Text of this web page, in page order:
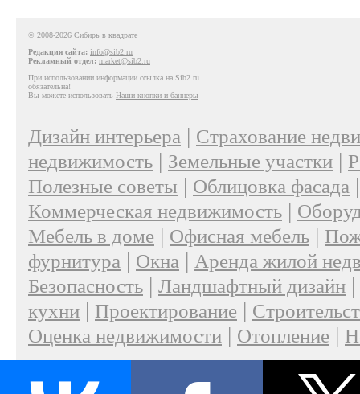
© 2008-2026 Сибирь в квадрате
Редакция сайта: info@sib2.ru
Рекламный отдел: market@sib2.ru
При использовании информации ссылка на Sib2.ru
обязательна!
Вы можете использовать Наши кнопки и баннеры
Дизайн интерьера | Страхование
недвижимость | Земельные участки |
Полезные советы | Облицовка фасада
Коммерческая недвижимость |
Мебель в доме | Офисная мебель |
фурнитура | Окна | Аренда жилой
Безопасность | Ландшафтный дизайн |
кухни | Проектирование |
Оценка недвижимости | Отопление |
О проекте|